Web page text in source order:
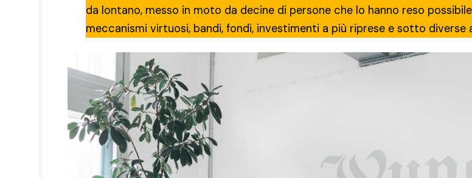
da lontano, messo in moto da decine di persone che lo hanno reso
meccanismi virtuosi, bandi, fondi, investimenti a più riprese e sotto diverse